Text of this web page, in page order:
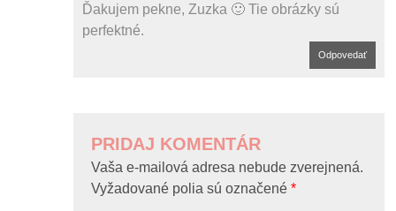
Ďakujem pekne, Zuzka 🙂 Tie obrázky sú
perfektné.
Odpovedať
PRIDAJ KOMENTÁR
Vaša e-mailová adresa nebude zverejnená.
Vyžadované polia sú označené*